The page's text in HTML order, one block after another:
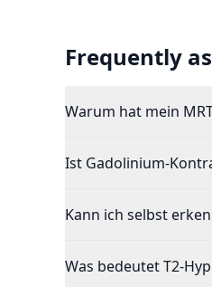
Frequently
Warum hat mein
Ist Gadolinium-
Kann ich selbst
Was bedeutet T2-